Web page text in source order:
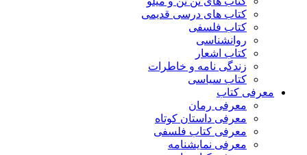
کتاب های درسی قدیمی
کتاب فلسفی
روانشناسی
کتاب اشعار
زندگی نامه و خاطرات
کتاب سیاسی
معرفی کتاب
معرفی رمان
معرفی داستان کوتاه
معرفی کتاب فلسفی
معرفی نمایشنامه